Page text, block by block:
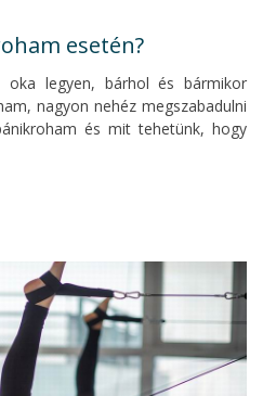
esetén?
oka legyen, bárhol és bármikor
nagyon nehéz megszabadulni
és mit tehetünk, hogy